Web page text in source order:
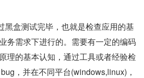
盒测试完毕，也就是检查应用的基
务需求下进行的。需要有一定的编码
理的基本认知，通过工具或者经验检
，并在不同平台(windows,linux)，